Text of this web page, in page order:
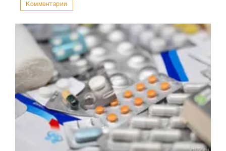
Комментарии